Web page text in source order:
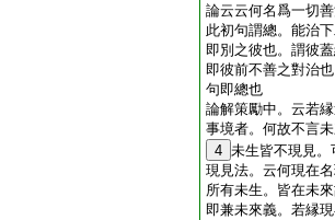
論云云何名爲一切
此初句謂總。能治
即別之彼也。謂彼
即彼前不善之對治
句即總也
論解策勵中。云若
事境者。何故不言
4 未生皆不現見
現見法。云何現在
所有未生。皆在未
即兼未來義。若縁